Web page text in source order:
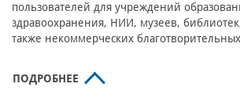
пользователей для учреждений
здравоохранения, НИИ, музеев,
также некоммерческих
ПОДРОБНЕЕ